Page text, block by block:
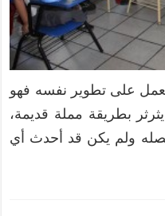
على تطوير نفسه فهو
بطريقة مملة قديمة،
ولم يكن قد أحدث أي